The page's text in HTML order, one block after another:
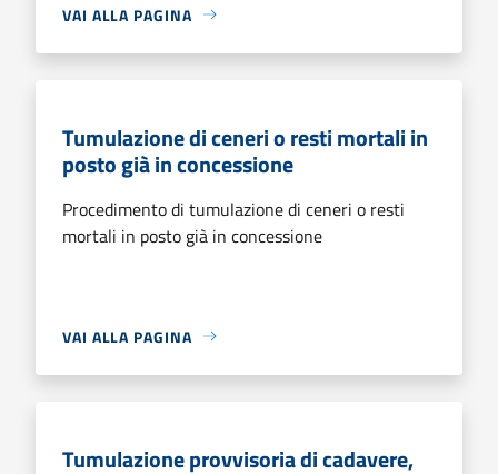
VAI ALLA PAGINA
Tumulazione di ceneri o resti mortali in
posto già in concessione
Procedimento di tumulazione di ceneri o resti
mortali in posto già in concessione
VAI ALLA PAGINA
Tumulazione provvisoria di cadavere,